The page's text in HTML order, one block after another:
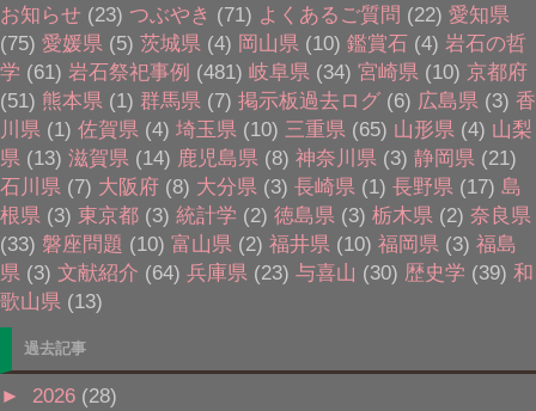
お知らせ (23) つぶやき (71) よくあるご質問 (22) 愛知県
(75) 愛媛県 (5) 茨城県 (4) 岡山県 (10) 鑑賞石 (4) 岩石の哲
学 (61) 岩石祭祀事例 (481) 岐阜県 (34) 宮崎県 (10) 京都府
(51) 熊本県 (1) 群馬県 (7) 掲示板過去ログ (6) 広島県 (3) 香
川県 (1) 佐賀県 (4) 埼玉県 (10) 三重県 (65) 山形県 (4) 山梨
県 (13) 滋賀県 (14) 鹿児島県 (8) 神奈川県 (3) 静岡県 (21)
石川県 (7) 大阪府 (8) 大分県 (3) 長崎県 (1) 長野県 (17) 島
根県 (3) 東京都 (3) 統計学 (2) 徳島県 (3) 栃木県 (2) 奈良県
(33) 磐座問題 (10) 富山県 (2) 福井県 (10) 福岡県 (3) 福島
県 (3) 文献紹介 (64) 兵庫県 (23) 与喜山 (30) 歴史学 (39) 和
歌山県 (13)
過去記事
► 2026 (28)